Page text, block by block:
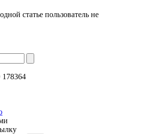
статье пользователь не
178364